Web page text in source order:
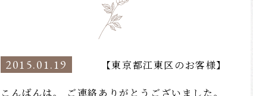
2015.01.19 【東京都江東区のお客様】
こんばんは。 ご連絡ありがとうございました。